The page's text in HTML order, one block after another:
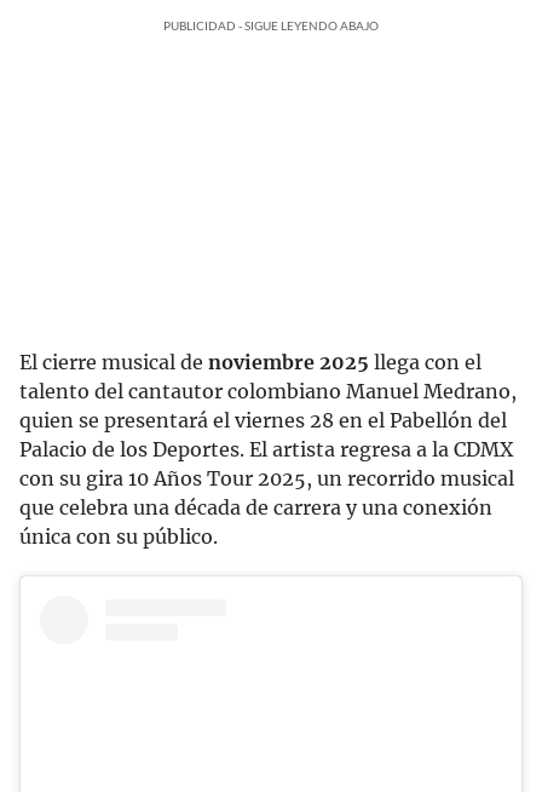
PUBLICIDAD - SIGUE LEYENDO ABAJO
El cierre musical de noviembre 2025 llega con el
talento del cantautor colombiano Manuel Medrano,
quien se presentará el viernes 28 en el Pabellón del
Palacio de los Deportes. El artista regresa a la CDMX
con su gira 10 Años Tour 2025, un recorrido musical
que celebra una década de carrera y una conexión
única con su público.